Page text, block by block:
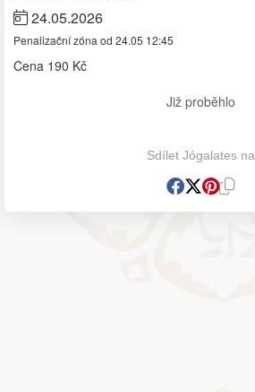
24.05.2026
Penalizační zóna od 24.05 12:45
Cena 190 Kč
Již proběhlo
Sdílet Jógalates na